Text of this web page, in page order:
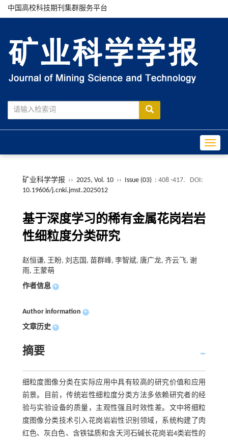
中国高校科技期刊集群服务平台
矿业科学学报 ›› 2025, Vol. 10 ›› Issue (03) : 408 -417.
DOI:
10.19606/j.cnki.jmst.2025012
基于深度学习的稀有金属花岗岩岩
性细粒度分类研究
赵恒谦, 王盼, 刘志国, 苗群峰, 李智斌, 唐广龙, 齐云飞, 谢
雨, 王蒙萌
作者信息 +
Author information +
文章历史 +
摘要
细粒度图像分类在实际应用中具有较高的研究价值和应用
前景。目前，传统岩性细粒度分类方法多依赖研究者的经
验与实验设备的质量，主观性强且时效性差。文中将细粒
度图像分类技术引入花岗岩岩性识别领域，系统构建了肉
红色、灰白色、含铁锰质和含天河石碱长花岗岩4类岩性的